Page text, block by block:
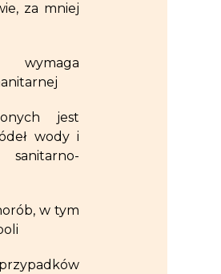
za mniej
jest
wody i
w tym